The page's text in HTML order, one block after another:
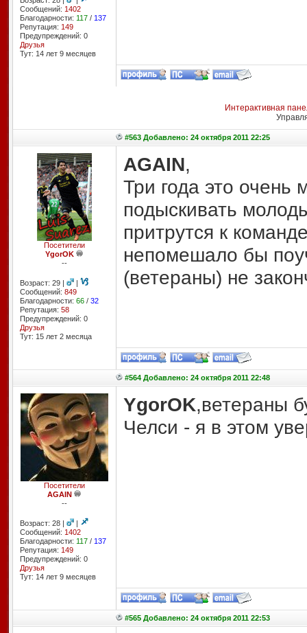
Сообщений: 1402
Благодарности: 117/ 137
Репутация: 149
Предупреждений: 0
Друзья
Тут: 14 лет 9 месяцев
Интерактивная
#563 Добавлено: 24 октября 2011 22:25
Посетители
YgorOK
--
Возраст: 29 |
|
Сообщений: 849
Благодарности: 66/ 32
Репутация: 58
Предупреждений: 0
Друзья
Тут: 15 лет 2 месяцa
AGAIN,
Три года это очень
подыскивать
притрутся к
непомешало бы
(ветераны) не
#564 Добавлено: 24 октября 2011 22:48
Посетители
AGAIN
--
Возраст: 28 |
|
Сообщений: 1402
Благодарности: 117/ 137
Репутация: 149
Предупреждений: 0
Друзья
Тут: 14 лет 9 месяцев
YgorOK,ветераны
Челси - я в этом
#565 Добавлено: 24 октября 2011 22:53